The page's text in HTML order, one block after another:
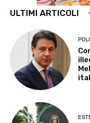
ULTIMI ARTICOLI